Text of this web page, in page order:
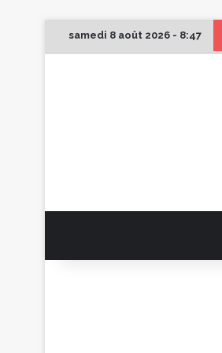
samedi 8 août 2026 - 8:47